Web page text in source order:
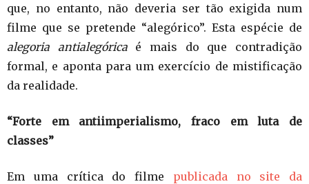
que, no entanto, não deveria ser tão exigida num
filme que se pretende “alegórico”. Esta espécie de
alegoria antialegóricaé mais do que contradição
formal, e aponta para um exercício de mistificação
da realidade.
“Forte em antiimperialismo, fraco em luta de
classes”
Em uma crítica do filme publicada no site da